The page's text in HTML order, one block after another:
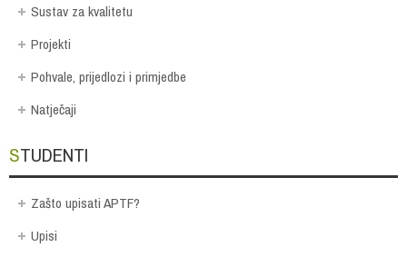
Sustav za kvalitetu
Projekti
Pohvale, prijedlozi i primjedbe
Natječaji
STUDENTI
Zašto upisati APTF?
Upisi